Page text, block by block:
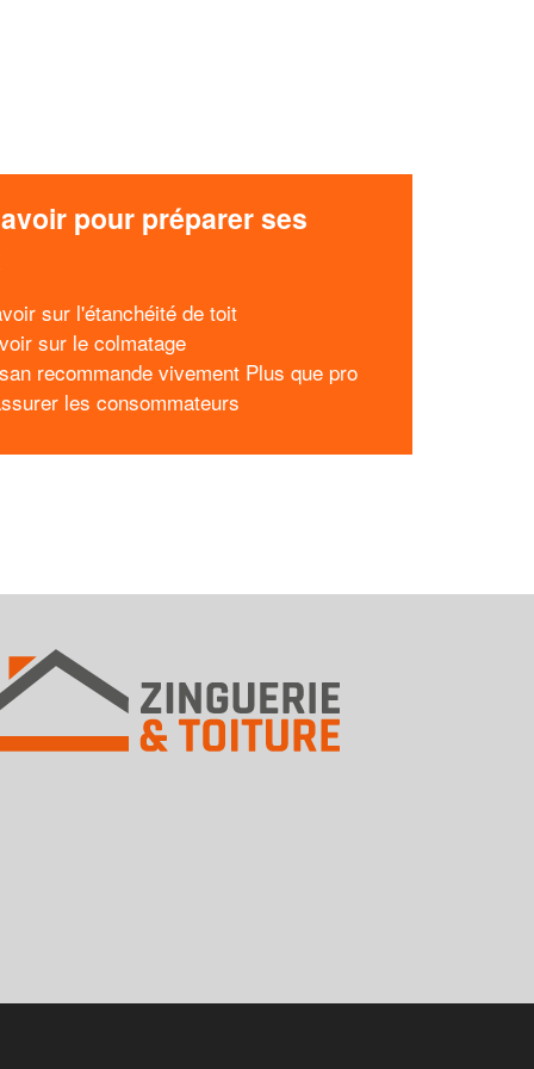
pour préparer ses
sur l'étanchéité de toit
sur le colmatage
recommande vivement Plus que pro
les consommateurs